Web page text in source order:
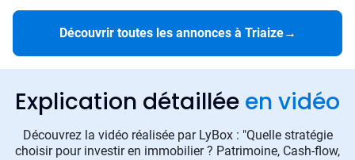
Découvrir toutes les annonces à Triaize→
Explication détaillée en vidéo
Découvrez la vidéo réalisée par LyBox : "Quelle stratégie
choisir pour investir en immobilier ? Patrimoine, Cash-flow,